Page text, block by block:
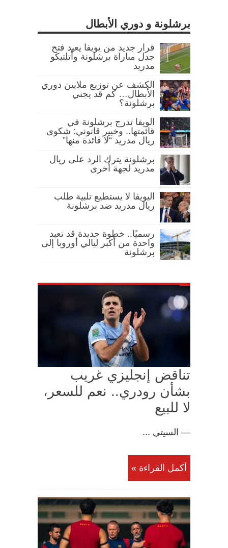
برشلونة و دوري الأبطال
قرار جديد من يويفا يعيد فتح
جدل مباراة برشلونة وأتلتيكو
مدريد
الكشف عن توزيع ملايين دوري
الأبطال… كم قد يجني
برشلونة؟
الويفا تدرج برشلونة في
قائمتها.. وخبير قانوني: شكوى
ريال مدريد “لا فائدة منها”
برشلونة يترك الرد على ريال
مدريد لجهة أخرى
اليويفا لا يستطيع تلبية طلب
ريال مدريد ضد برشلونة
رسميًا.. خطوة جديدة قد تعيد
واحدة من أكبر ليالي أوروبا إلى
برشلونة
تناقض إنجليزي غريب
بشأن رودري.. نعم للسعر،
لا للبيع
— السيتي ...
أكمل القراءة »